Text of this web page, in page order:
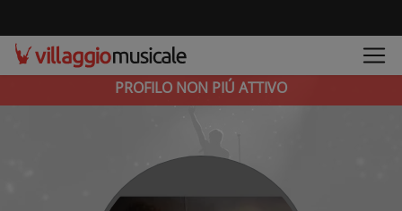
PROFILO NON PIÚ ATTIVO